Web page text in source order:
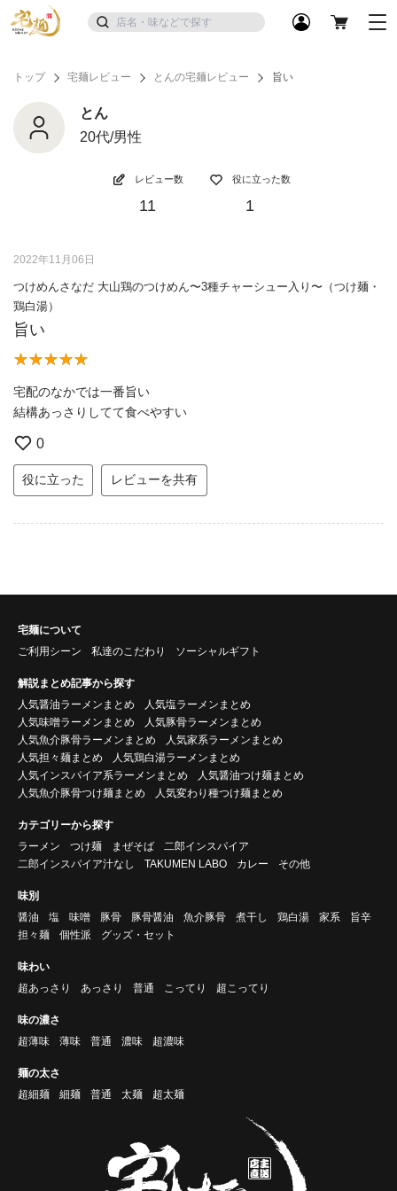
トップ 宅麺レビュー とんの宅麺レビュー 旨い
とん
20代/男性
レビュー数
11
役に立った数
1
2022年11月06日
つけめんさなだ 大山鶏のつけめん〜3種チャーシュー入り〜（つけ麺・
鶏白湯）
旨い
宅配のなかでは一番旨い
結構あっさりしてて食べやすい
0
役に立った レビューを共有
宅麺について
ご利用シーン
私達のこだわり ソーシャルギフト
解説まとめ記事から探す
人気醤油ラーメンまとめ
人気塩ラーメンまとめ
人気味噌ラーメンまとめ
人気豚骨ラーメンまとめ
人気魚介豚骨ラーメンまとめ
人気家系ラーメンまとめ
人気担々麺まとめ
人気鶏白湯ラーメンまとめ
人気インスパイア系ラーメンまとめ
人気醤油つけ麺まとめ
人気魚介豚骨つけ麺まとめ
人気変わり種つけ麺まとめ
カテゴリーから探す
ラーメン
つけ麺 まぜそば
二郎インスパイア
二郎インスパイア汁なし
TAKUMEN LABO カレー その他
味別
醤油
塩 味噌 豚骨 豚骨醤油 魚介豚骨 煮干し 鶏白湯 家系
旨辛
担々麺
個性派 グッズ・セット
味わい
超あっさり
あっさり 普通 こってり 超こってり
味の濃さ
超薄味
薄味 普通 濃味 超濃味
麺の太さ
超細麺
細麺 普通 太麺 超太麺